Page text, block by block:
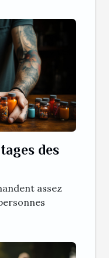
des
assez